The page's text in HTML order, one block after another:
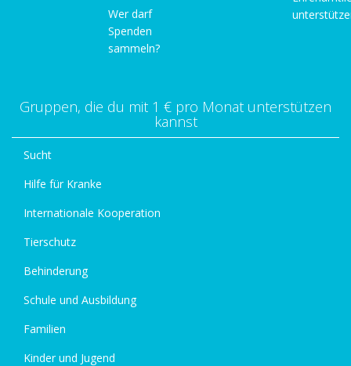
Wer darf
Spenden
sammeln?
Gruppen, die du mit 1 € pro Monat unterstützen
kannst
Sucht
Hilfe für Kranke
Internationale Kooperation
Tierschutz
Behinderung
Schule und Ausbildung
Familien
Kinder und Jugend